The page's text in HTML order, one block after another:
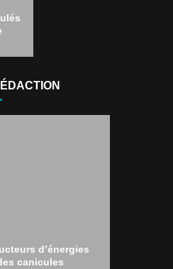
d’énergies
canicules